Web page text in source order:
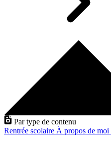
Par type de contenu
Rentrée scolaire À propos de moi